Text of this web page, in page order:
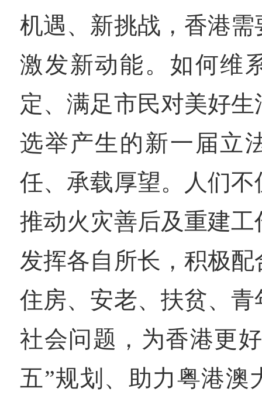
机遇、新挑战，香港
激发新动能。如何维
定、满足市民对美好
选举产生的新一届立
任、承载厚望。人们
推动火灾善后及重建
发挥各自所长，积极
住房、安老、扶贫、
社会问题，为香港更
五”规划、助力粤港澳